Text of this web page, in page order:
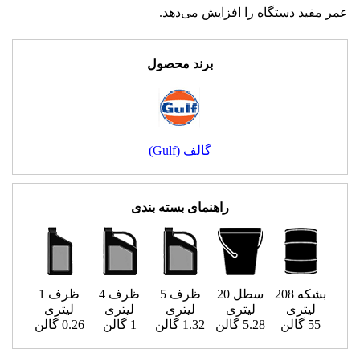
عمر مفید دستگاه را افزایش می‌دهد.
برند محصول
گالف (Gulf)
راهنمای بسته بندی
بشکه 208
لیتری
55 گالن
سطل 20
لیتری
5.28 گالن
ظرف 5
لیتری
1.32 گالن
ظرف 4
لیتری
1 گالن
ظرف 1
لیتری
0.26 گالن